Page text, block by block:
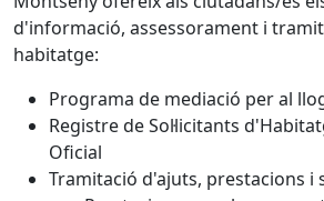
d'informació, assessorament i
habitatge:
Programa de mediació per al
Registre de Sol·licitants
Oficial
Tramitació d'ajuts, prestacions i